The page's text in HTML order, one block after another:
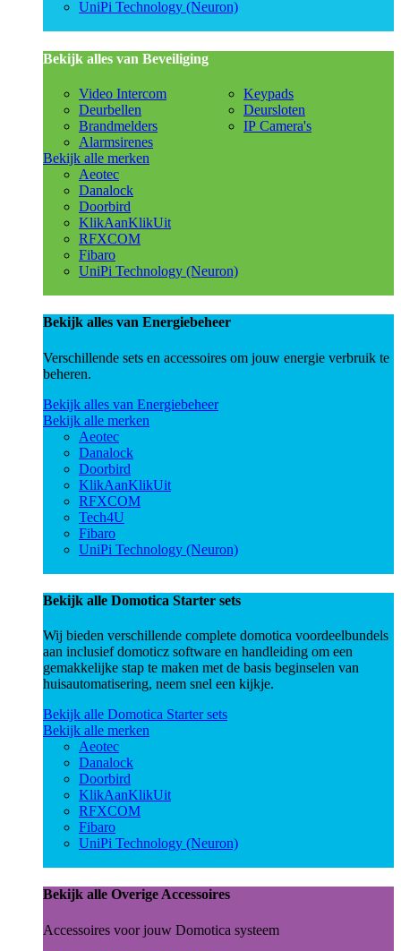
UniPi Technology (Neuron)
Bekijk alles van Beveiliging
Video Intercom
Deurbellen
Brandmelders
Alarmsirenes
Keypads
Deursloten
IP Camera's
Bekijk alle merken
Aeotec
Danalock
Doorbird
KlikAanKlikUit
RFXCOM
Fibaro
UniPi Technology (Neuron)
Bekijk alles van Energiebeheer
Verschillende sets en accessoires om jouw energie verbruik te
beheren.
Bekijk alles van Energiebeheer
Bekijk alle merken
Aeotec
Danalock
Doorbird
KlikAanKlikUit
RFXCOM
Tech4U
Fibaro
UniPi Technology (Neuron)
Bekijk alle Domotica Starter sets
Wij bieden verschillende complete domotica voordeelbundels
aan inclusief domoticz software en handleiding om een
gemakkelijke stap te maken met de basis beginselen van
huisautomatisering, neem snel een kijkje.
Bekijk alle Domotica Starter sets
Bekijk alle merken
Aeotec
Danalock
Doorbird
KlikAanKlikUit
RFXCOM
Fibaro
UniPi Technology (Neuron)
Bekijk alle Overige Accessoires
Accessoires voor jouw Domotica systeem